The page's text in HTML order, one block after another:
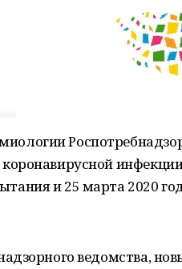
и 25 марта 2020
ведомства,